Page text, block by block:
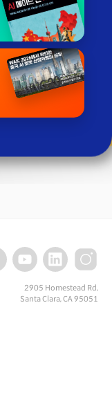
2905 Homestead Rd,
Santa Clara, CA 95051